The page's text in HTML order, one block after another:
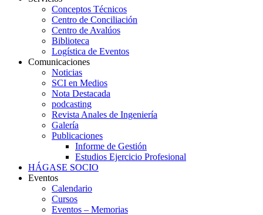
Conceptos Técnicos
Centro de Conciliación
Centro de Avalúos
Biblioteca
Logística de Eventos
Comunicaciones
Noticias
SCI en Medios
Nota Destacada
podcasting
Revista Anales de Ingeniería
Galería
Publicaciones
Informe de Gestión
Estudios Ejercicio Profesional
HÁGASE SOCIO
Eventos
Calendario
Cursos
Eventos – Memorias